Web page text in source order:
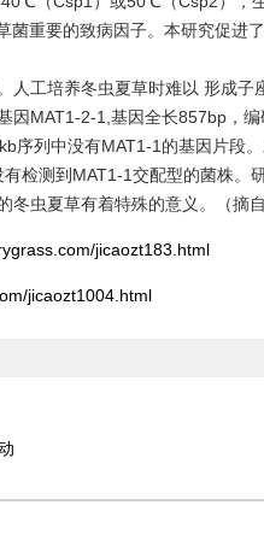
重要的致病因子。本研究促进
工培养冬虫夏草时难以 形成子
MAT1-2-1,基因全长857bp，
序列中没有MAT1-1的基因片段
检测到MAT1-1交配型的菌株。
虫夏草有着特殊的意义。（摘
jicaozt183.html
jicaozt1004.html